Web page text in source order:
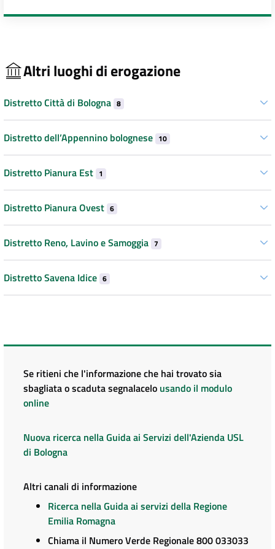
Altri luoghi di erogazione
Distretto Città di Bologna 8
Distretto dell’Appennino bolognese 10
Distretto Pianura Est 1
Distretto Pianura Ovest 6
Distretto Reno, Lavino e Samoggia 7
Distretto Savena Idice 6
Se ritieni che l'informazione che hai trovato sia
sbagliata o scaduta segnalacelo usando il modulo
online
Nuova ricerca nella Guida ai Servizi dell'Azienda USL
di Bologna
Altri canali di informazione
Ricerca nella Guida ai servizi della Regione
Emilia Romagna
Chiama il Numero Verde Regionale 800 033033